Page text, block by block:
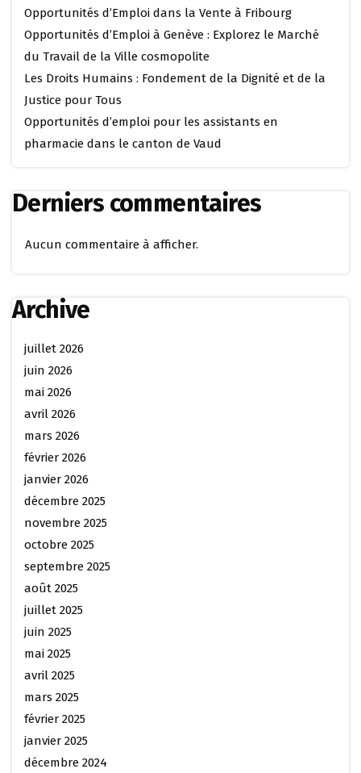
Opportunités d’Emploi dans la Vente à Fribourg
Opportunités d’Emploi à Genève : Explorez le Marché
du Travail de la Ville cosmopolite
Les Droits Humains : Fondement de la Dignité et de la
Justice pour Tous
Opportunités d’emploi pour les assistants en
pharmacie dans le canton de Vaud
Derniers commentaires
Aucun commentaire à afficher.
Archive
juillet 2026
juin 2026
mai 2026
avril 2026
mars 2026
février 2026
janvier 2026
décembre 2025
novembre 2025
octobre 2025
septembre 2025
août 2025
juillet 2025
juin 2025
mai 2025
avril 2025
mars 2025
février 2025
janvier 2025
décembre 2024